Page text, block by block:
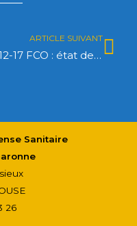
ARTICLE SUIVANT
15-12-17 FCO : état des lieux en France et conditions de vaccination BTV8 en Haute-Garonne
Sanitaire
26